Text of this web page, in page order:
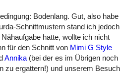
Bodenlang. Gut, also habe
Schnittmustern stand ich jedoch
hatte, wollte ich nicht
für den Schnitt von Mimi G Style
Annika (bei der es im Übrigen noch
zu ergattern!) und unserem Besuch